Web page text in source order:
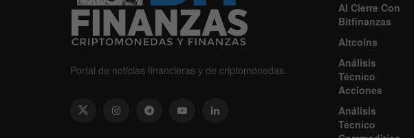
Portal de noticias financieras y de criptomonedas.
Al Cierre Con
Bitfinanzas
Altcoins
Análisis
Técnico
Acciones
Análisis
Técnico